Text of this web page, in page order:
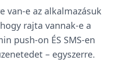
van-e az alkalmazásuk
rajta vannak-e a
push-on ÉS SMS-en
– egyszerre.